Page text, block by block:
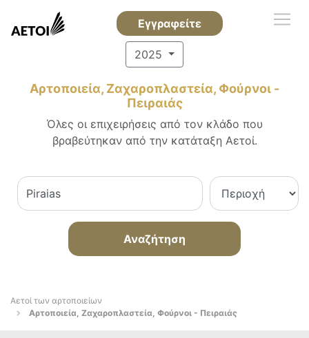
Εγγραφείτε
2025
Αρτοποιεία, Ζαχαροπλαστεία, Φούρνοι -
Πειραιάς
Όλες οι επιχειρήσεις από τον κλάδο που
βραβεύτηκαν από την κατάταξη Αετοί.
Αναζήτηση
Αετοί των αρτοποιείων
Αρτοποιεία, Ζαχαροπλαστεία, Φούρνοι - Πειραιάς